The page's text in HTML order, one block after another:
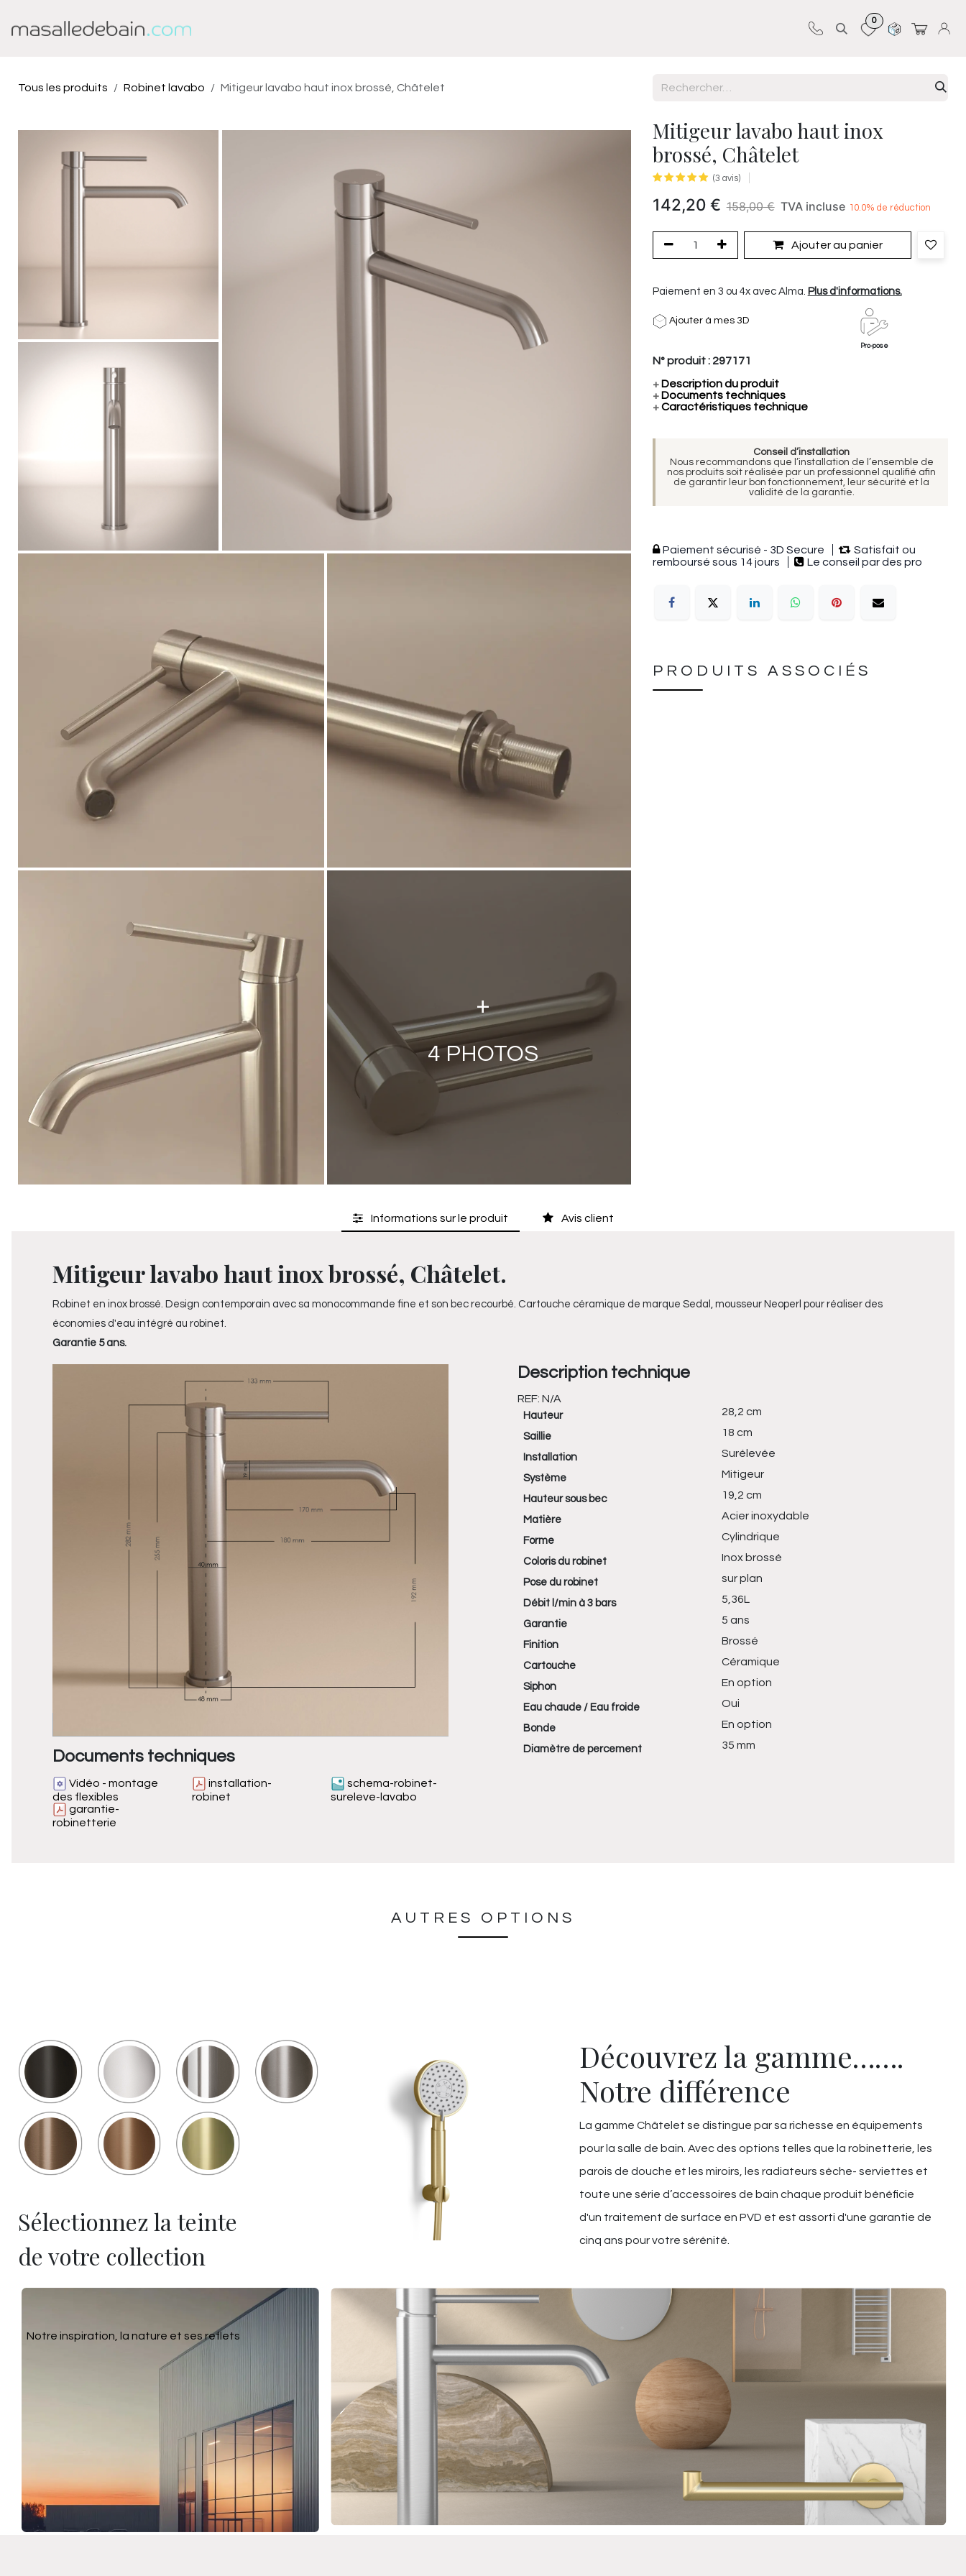
0
Tous les produits Robinet lavabo Mitigeur lavabo haut inox brossé, Châtelet
+
4PHOTOS
Mitigeur lavabo haut inox
brossé, Châtelet
(3 avis)
142,20€ 158,00€ TVA incluse 10.0% de réduction
Ajouter au panier
Paiement en 3 ou 4x avec Alma. Plus d'informations.
Ajouter à mes 3D
Pro-pose
N° produit : 297171
+Description du produit
+Documents techniques
+Caractéristiques technique
Conseil d’installation
Nous recommandons que l’installation de l’ensemble de
nos produits soit réalisée par un professionnel qualifié afin
de garantir leur bon fonctionnement, leur sécurité et la
validité de la garantie.
Paiement sécurisé - 3D Secure
Satisfait ou
remboursé sous 14 jours
Le conseil par des pro
PRODUITS ASSOCIÉS
Informations sur le produit Avis client
Mitigeur lavabo haut inox brossé, Châtelet.
Robinet en inox brossé. Design contemporain avec sa monocommande fine et son bec recourbé. Cartouche céramique de marque Sedal, mousseur Neoperl pour réaliser des
économies d'eau intégré au robinet.
Garantie 5 ans.
Documents techniques
Vidéo - montage
des flexibles
installation-
robinet
schema-robinet-
sureleve-lavabo
garantie-
robinetterie
Description technique
REF: N/A
Hauteur 28,2 cm
Saillie 18 cm
Installation Surélevée
Système Mitigeur
Hauteur sous bec 19,2 cm
Matière Acier inoxydable
Forme Cylindrique
Coloris du robinet Inox brossé
Pose du robinet sur plan
Débit l/min à 3 bars 5,36L
Garantie 5 ans
Finition Brossé
Cartouche Céramique
Siphon En option
Eau chaude / Eau froide Oui
Bonde En option
Diamètre de percement 35 mm
AUTRES OPTIONS
Découvrez la gamme…….
Notre différence
La gamme Châtelet se distingue par sa richesse en équipements
pour la salle de bain. Avec des options telles que la robinetterie, les
parois de douche et les miroirs, les radiateurs sèche- serviettes et
toute une série d’accessoires de bain chaque produit bénéficie
d'un traitement de surface en PVD et est assorti d'une garantie de
cinq ans pour votre sérénité.
Sélectionnez la teinte
de votre collection
Notre inspiration, la nature et ses reflets